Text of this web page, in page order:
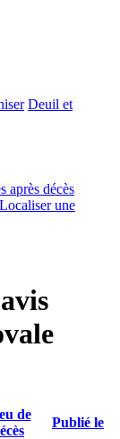
Deuil et
après décès
Localiser une
de
Publié le